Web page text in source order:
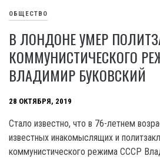
ОБЩЕСТВО
В ЛОНДОНЕ УМЕР
КОММУНИСТИЧЕСКОГО
ВЛАДИМИР БУКОВСКИЙ
28 ОКТЯБРЯ, 2019
Стало известно, что в 76-летнем
известных инакомыслящих и
коммунистического режима СССР